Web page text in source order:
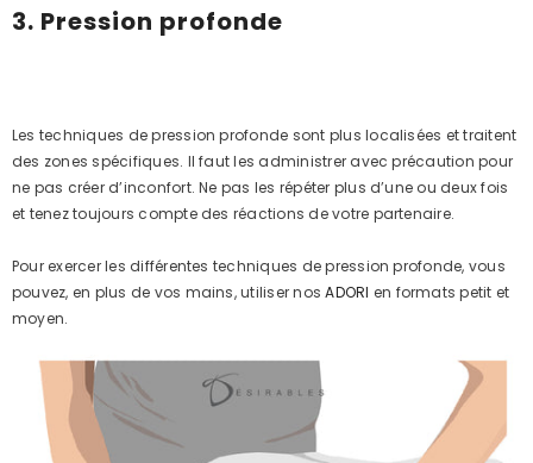
3. Pression profonde
Les techniques de pression profonde sont plus localisées et traitent
des zones spécifiques. Il faut les administrer avec précaution pour
ne pas créer d’inconfort. Ne pas les répéter plus d’une ou deux fois
et tenez toujours compte des réactions de votre partenaire.
Pour exercer les différentes techniques de pression profonde, vous
pouvez, en plus de vos mains, utiliser nosADORI en formats petit et
moyen.